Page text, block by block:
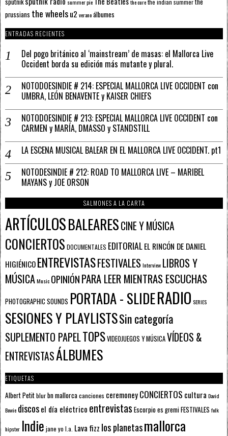
summer pie the cure
prussians the wheelsu2 veranoálbumes
ENTRADAS RECIENTES
Del pogo británico al ‘mainstream’ de masas: el Mallorca Live
Occident borda su edición más mutante y plural.
NOTODOESINDIE # 214: ESPECIAL MALLORCA LIVE OCCIDENT con
UMBRA, LEÓN BENAVENTE y KAISER CHIEFS
NOTODOESINDIE # 213: ESPECIAL MALLORCA LIVE OCCIDENT con
CARMEN y MARÍA, DMASSO y STANDSTILL
LA ESCENA MUSICAL BALEAR EN EL MALLORCA LIVE OCCIDENT. pt1
NOTODESINDIE # 212: ROAD TO MALLORCA LIVE – MARIBEL
MAYANS y JOE ORSON
SALMONES A LA CARTA
ARTÍCULOSBALEARESCINE Y MÚSICA
CONCIERTOS DOCUMENTALES EDITORIALEL RINCÓN DE DANIEL
HIGIÉNICOENTREVISTASFESTIVALESInterview LIBROS Y
MÚSICAMusic OPINIÓNPARA LEER MIENTRAS ESCUCHAS
PHOTOGRAPHIC SOUNDS PORTADA - SLIDERADIO SERIES
SESIONES Y PLAYLISTSSin categoría
SUPLEMENTO PAPELTOPSVIDEOJUEGOS Y MÚSICAVÍDEOS &
ENTREVISTASÁLBUMES
ETIQUETAS
Albert Petitblurbn mallorcacanciones ceremoneyCONCIERTOS cultura David
Bowie discosel día eléctrico entrevistas Escorpioes gremiFESTIVALES folk
hipster Indie jane yo l.a. Lava fizz los planetasmallorca